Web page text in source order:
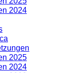
2024
2025
2024